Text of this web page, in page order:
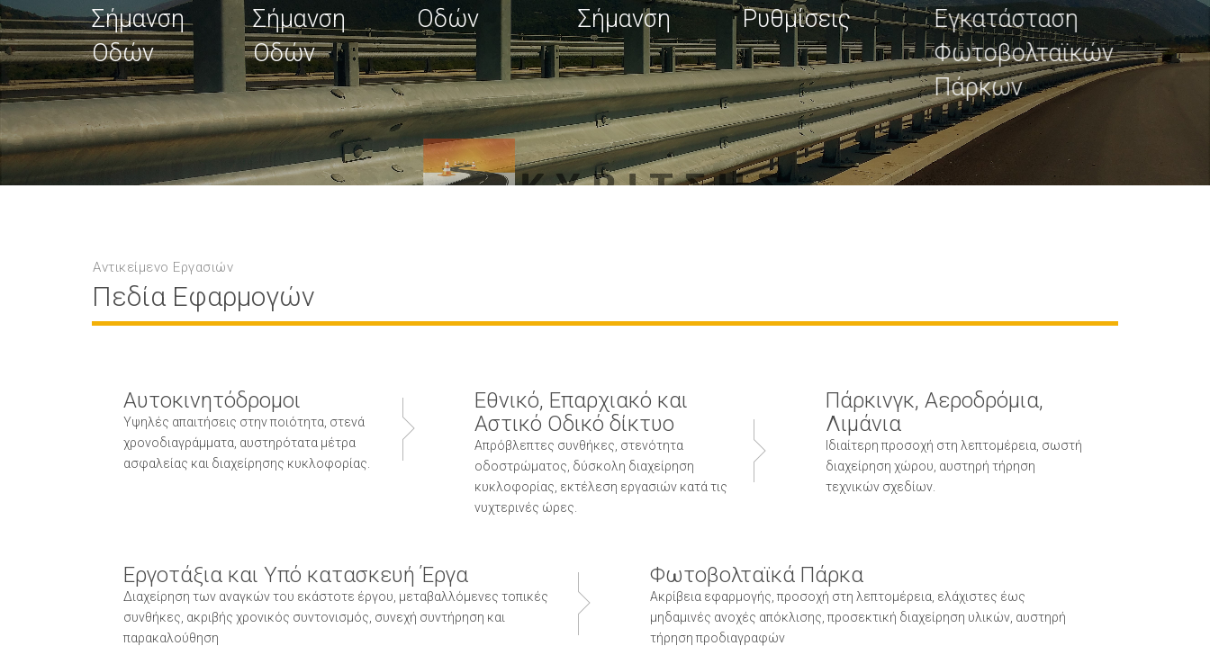
Σήμανση
Οδών
Σήμανση
Οδών
Οδών
Σήμανση
Ρυθμίσεις
Εγκατάσταση
Φωτοβολταϊκών
Πάρκων
Πεδία Εφαρμογών
Αντικείμενο Εργασιών
Αυτοκινητόδρομοι
Υψηλές απαιτήσεις στην ποιότητα, στενά
χρονοδιαγράμματα, αυστηρότατα μέτρα
ασφαλείας και διαχείρησης κυκλοφορίας.
Εθνικό, Επαρχιακό και
Αστικό Οδικό δίκτυο
Απρόβλεπτες συνθήκες, στενότητα
οδοστρώματος, δύσκολη διαχείρηση
κυκλοφορίας, εκτέλεση εργασιών κατά τις
νυχτερινές ώρες.
Πάρκινγκ, Αεροδρόμια,
Λιμάνια
Ιδιαίτερη προσοχή στη λεπτομέρεια, σωστή
διαχείρηση χώρου, αυστηρή τήρηση
τεχνικών σχεδίων.
Εργοτάξια και Υπό κατασκευή Έργα
Διαχείρηση των αναγκών του εκάστοτε έργου, μεταβαλλόμενες τοπικές
συνθήκες, ακριβής χρονικός συντονισμός, συνεχή συντήρηση και
παρακαλούθηση
Φωτοβολταϊκά Πάρκα
Ακρίβεια εφαρμογής, προσοχή στη λεπτομέρεια, ελάχιστες έως
μηδαμινές ανοχές απόκλισης, προσεκτική διαχείρηση υλικών, αυστηρή
τήρηση προδιαγραφών